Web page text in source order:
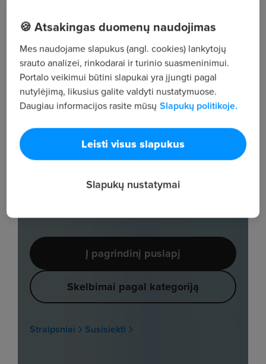
🍪 Atsakingas duomenų naudojimas
Mes naudojame slapukus (angl. cookies) lankytojų
srauto analizei, rinkodarai ir turinio suasmeninimui.
Portalo veikimui būtini slapukai yra įjungti pagal
nutylėjimą, likusius galite valdyti nustatymuose.
Daugiau informacijos rasite mūsų Slapukų politikoje.
Leisti visus slapukus
Slapukų nustatymai